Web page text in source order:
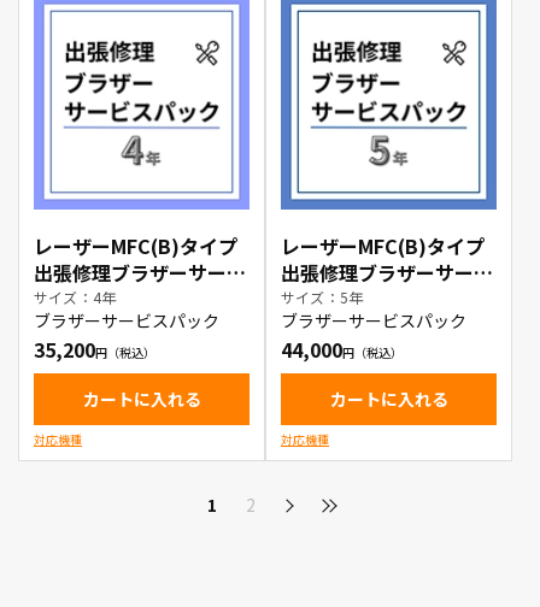
レーザーMFC(B)タイプ
出張修理ブラザーサービ
スパック4年
サイズ：4年
ブラザーサービスパック
35,200
カートに入れる
対応機種
レーザーMFC(B)タイプ
出張修理ブラザーサービ
スパック5年
サイズ：5年
ブラザーサービスパック
44,000
カートに入れる
対応機種
1 2